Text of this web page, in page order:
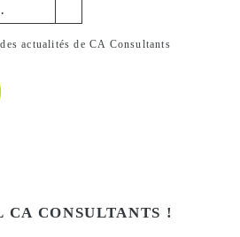
actualités de CA Consultants
CA CONSULTANTS !